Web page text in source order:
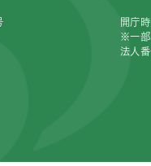
開庁
※一部
法人